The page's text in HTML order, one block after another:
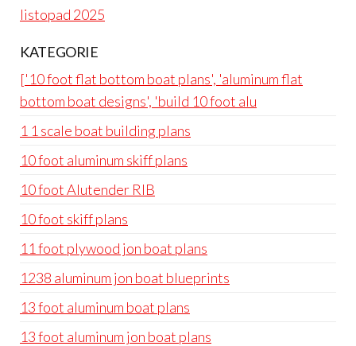
listopad 2025
KATEGORIE
['10 foot flat bottom boat plans', 'aluminum flat
bottom boat designs', 'build 10 foot alu
1 1 scale boat building plans
10 foot aluminum skiff plans
10 foot Alutender RIB
10 foot skiff plans
11 foot plywood jon boat plans
1238 aluminum jon boat blueprints
13 foot aluminum boat plans
13 foot aluminum jon boat plans